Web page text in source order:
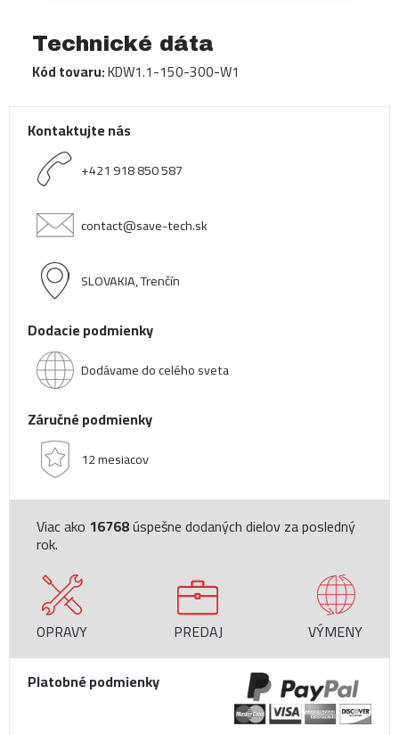
Technické dáta
Kód tovaru:KDW1.1-150-300-W1
Kontaktujte nás
+421 918 850 587
contact@save-tech.sk
SLOVAKIA, Trenčín
Dodacie podmienky
Dodávame do celého sveta
Záručné podmienky
12 mesiacov
Viac ako 16768úspešne dodaných dielov za posledný
rok.
OPRAVY PREDAJ
VÝMENY
Platobné podmienky